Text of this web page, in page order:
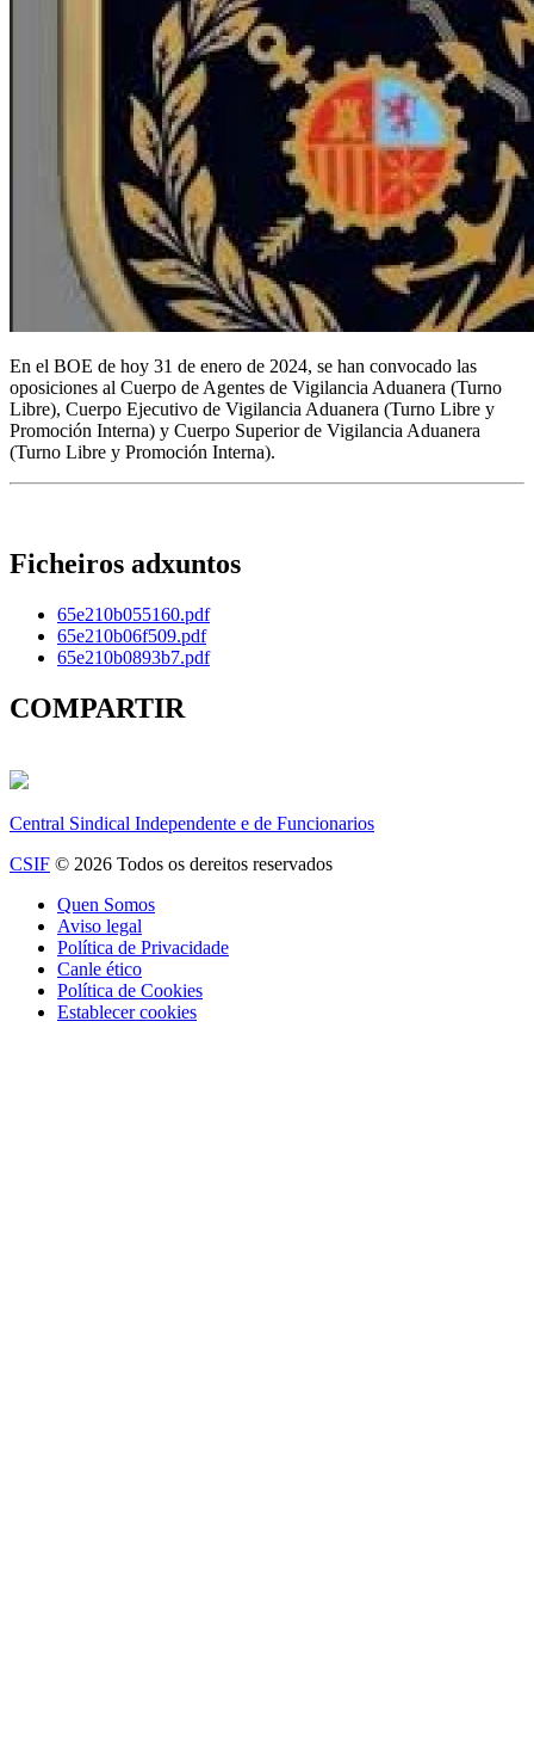
En el BOE de hoy 31 de enero de 2024, se han convocado las
oposiciones al Cuerpo de Agentes de Vigilancia Aduanera (Turno
Libre), Cuerpo Ejecutivo de Vigilancia Aduanera (Turno Libre y
Promoción Interna) y Cuerpo Superior de Vigilancia Aduanera
(Turno Libre y Promoción Interna).
Ficheiros adxuntos
65e210b055160.pdf
65e210b06f509.pdf
65e210b0893b7.pdf
COMPARTIR
Central Sindical Independente e de Funcionarios
CSIF © 2026 Todos os dereitos reservados
Quen Somos
Aviso legal
Política de Privacidade
Canle ético
Política de Cookies
Establecer cookies